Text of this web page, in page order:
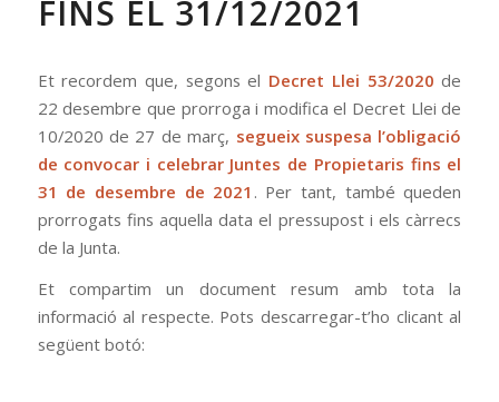
FINS EL 31/12/2021
Et recordem que, segons el Decret Llei 53/2020 de
22 desembre que prorroga i modifica el Decret Llei de
10/2020 de 27 de març, segueix suspesa l’obligació
de convocar i celebrar Juntes de Propietaris fins el
31 de desembre de 2021 . Per tant, també queden
prorrogats fins aquella data el pressupost i els càrrecs
de la Junta.
Et compartim un document resum amb tota la
informació al respecte. Pots descarregar-t’ho clicant al
següent botó: